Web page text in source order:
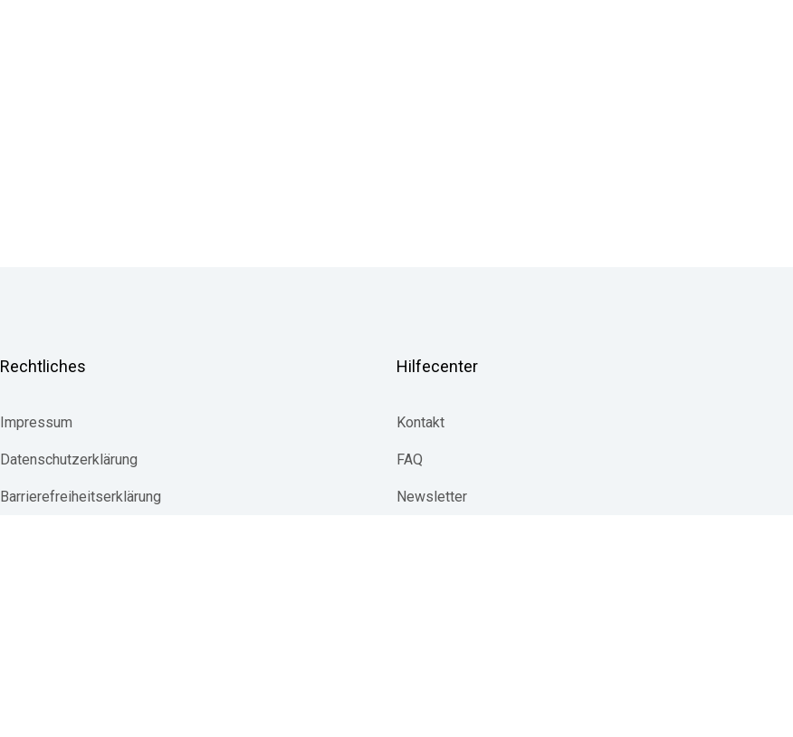
Rechtliches
Impressum
Datenschutzerklärung
Barrierefreiheitserklärung
Hilfecenter
Kontakt
FAQ
Newsletter